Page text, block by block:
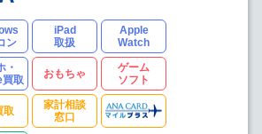
ン
iPad
取扱
Apple
Watch
・
買取
おもちゃ
ゲーム
ソフト
取
家計相談
窓口